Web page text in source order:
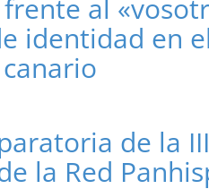
frente al
identidad en
de la III
la Red